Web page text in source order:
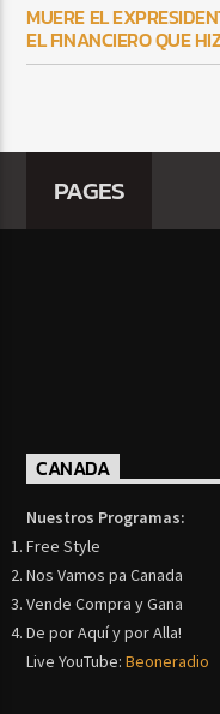
MUERE EL
EL FINANCIERO QUE
PAGES
CANADA
Nuestros Programas:
Free Style
Nos Vamos pa Canada
Vende Compra y Gana
De por Aquí y por Alla!
Live YouTube:Beoneradio